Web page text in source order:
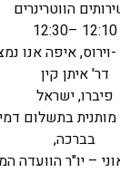
הווטרינרים
12:10 –12:30
-וירוס, איפה אנו
דר' איתן קין
פיברו, ישראל
בתשלום דמי
בברכה,
– יו"ר הוועדה